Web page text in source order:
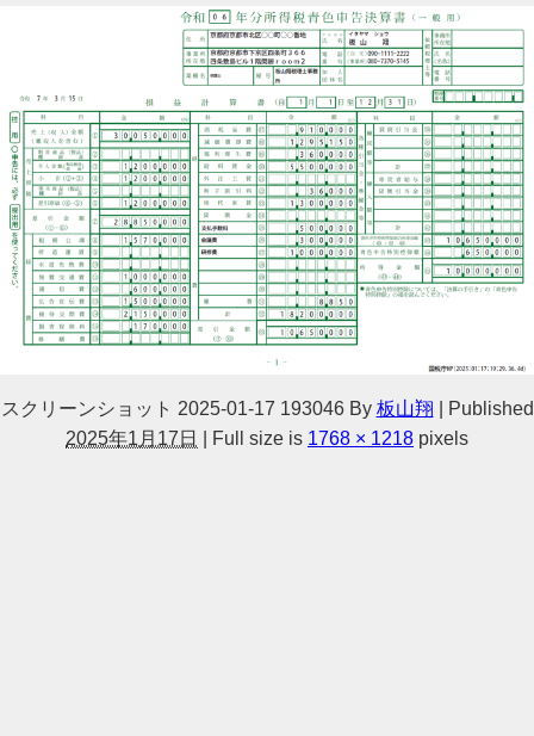
スクリーンショット 2025-01-17 193046 By 板山翔 | Published
2025年1月17日 | Full size is 1768 × 1218 pixels